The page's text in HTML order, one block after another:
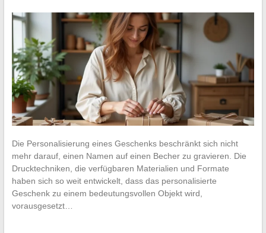
Die Personalisierung eines Geschenks beschränkt sich nicht
mehr darauf, einen Namen auf einen Becher zu gravieren. Die
Drucktechniken, die verfügbaren Materialien und Formate
haben sich so weit entwickelt, dass das personalisierte
Geschenk zu einem bedeutungsvollen Objekt wird,
vorausgesetzt…